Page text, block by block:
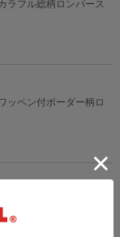
ラフル総柄ロンパース
ッペン付ボーダー柄ロ
柄サロペット風ロンパ